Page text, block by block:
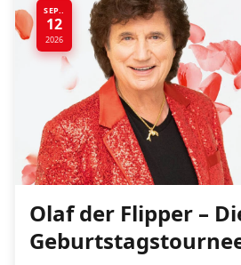
SEP..
12
2026
Olaf der Flipper –